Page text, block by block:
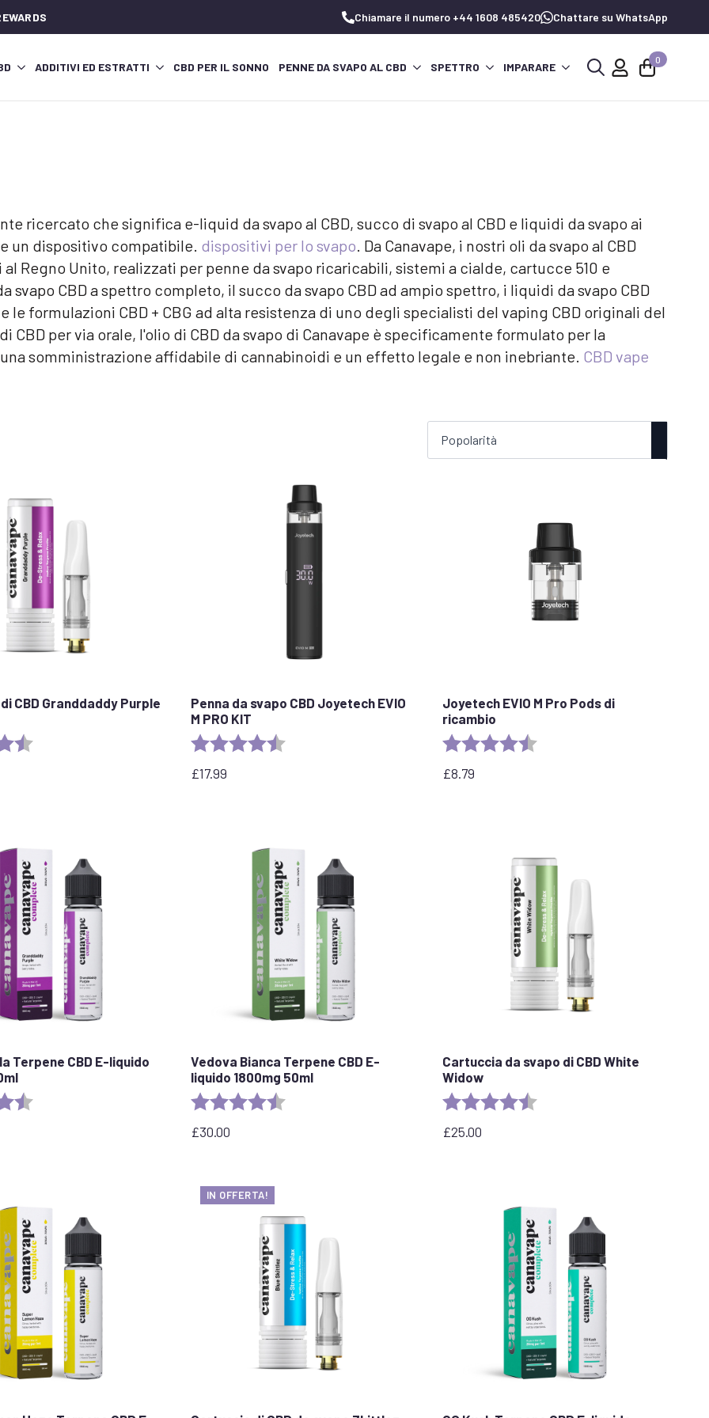
Chiamare il numero +44 1608 485420 Chattare su WhatsApp
ADDITIVI ED ESTRATTI CBD PER IL SONNO PENNE DA SVAPO AL CBD SPETTRO IMPARARE
0
ricercato che significa e-liquid da svapo al CBD, succo di svapo al CBD e liquidi da svapo ai
un dispositivo compatibile. dispositivi per lo svapo. Da Canavape, i nostri oli da svapo al CBD
Regno Unito, realizzati per penne da svapo ricaricabili, sistemi a cialde, cartucce 510 e
CBD a spettro completo, il succo da svapo CBD ad ampio spettro, i liquidi da svapo CBD
le formulazioni CBD + CBG ad alta resistenza di uno degli specialisti del vaping CBD originali del
per via orale, l'olio di CBD da svapo di Canavape è specificamente formulato per la
somministrazione affidabile di cannabinoidi e un effetto legale e non inebriante. CBD vape
CBD Granddaddy Purple
Penna da svapo CBD Joyetech EVIO
M PRO KIT
Valutazione: 4,5 su 5 stelle
£17.99
Joyetech EVIO M Pro Pods di
ricambio
Valutazione:
£8.79
Terpene CBD E-liquido
Vedova Bianca Terpene CBD E-
liquido 1800mg 50ml
Valutazione: 4,7 su 5 stelle
£30.00
Cartuccia da svapo di CBD White
Widow
Valutazione:
£25.00
IN OFFERTA!